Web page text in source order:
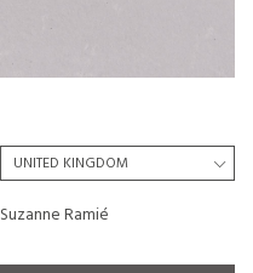
Suzanne Ramié